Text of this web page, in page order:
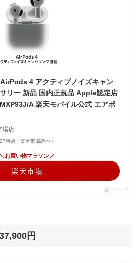
AirPods 4 アクティブノイズキャン
リー 新品 国内正規品 Apple認定店
A 楽天モバイル公式 エアポ
場店
時点 | 楽天市場調べ）
＼お買い物マラソン／
楽天市場
ポチップ
円